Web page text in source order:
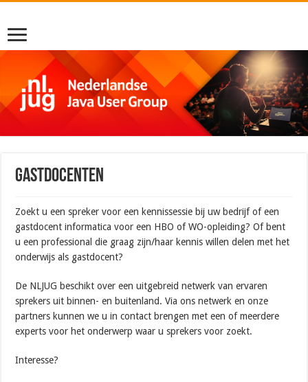
Gastdocenten
Zoekt u een spreker voor een kennissessie bij uw bedrijf of een
gastdocent informatica voor een HBO of WO-opleiding? Of bent
u een professional die graag zijn/haar kennis willen delen met het
onderwijs als gastdocent?
De NLJUG beschikt over een uitgebreid netwerk van ervaren
sprekers uit binnen- en buitenland. Via ons netwerk en onze
partners kunnen we u in contact brengen met een of meerdere
experts voor het onderwerp waar u sprekers voor zoekt.
Interesse?